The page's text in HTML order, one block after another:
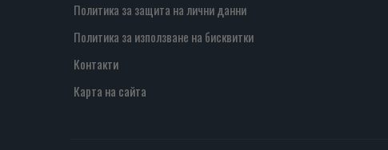
Политика за защита на лични данни
Политика за използване на бисквитки
Контакти
Карта на сайта